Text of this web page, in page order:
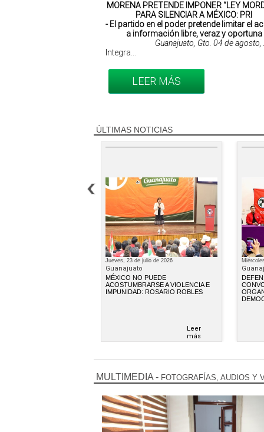
MORENA PRETENDE IMPONER “LEY
PARA SILENCIAR A MÉXICO: PRI
- El partido en el poder pretende limitar el
a información libre, veraz y oportuna
Guanajuato, Gto. 04 de
Integra...
LEER MÁS
ÚLTIMAS NOTICIAS
Jueves, 23 de julio de 2026
Guanajuato
MÉXICO NO PUEDE
ACOSTUMBRARSE A VIOLENCIA E
IMPUNIDAD: ROSARIO ROBLES
Leer
más
MULTIMEDIA - FOTOGRAFÍAS, AUDIOS Y